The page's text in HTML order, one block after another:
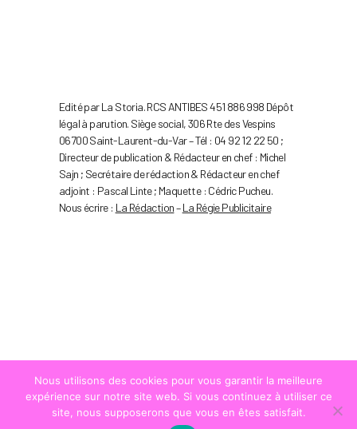
Edité par La Storia. RCS ANTIBES 451 886 998 Dépôt
légal à parution. Siège social, 306 Rte des Vespins
06700 Saint-Laurent-du-Var – Tél : 04 92 12 22 50 ;
Directeur de publication & Rédacteur en chef : Michel
Sajn ; Secrétaire de rédaction & Rédacteur en chef
adjoint : Pascal Linte ; Maquette : Cédric Pucheu.
Nous écrire : La Rédaction–La Régie Publicitaire
Nous utilisons des cookies pour vous garantir la meilleure
expérience sur notre site web. Si vous continuez à utiliser ce
site, nous supposerons que vous en êtes satisfait.